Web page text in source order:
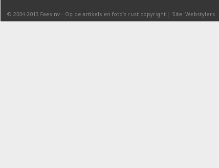
© 2004-2013 Faes nv - Op de artikels en foto’s rust copyright | Site: Webstylers